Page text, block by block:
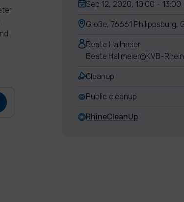
Sep 12, 2020, 10:00 - 13:00
Große, 76661 Philippsburg,
Beate Hallmeier
Beate.Hallmeier@KVB-
Cleanup
Public cleanup
RhineCleanUp